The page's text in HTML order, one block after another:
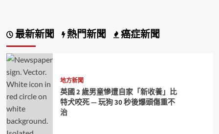
最新新聞 熱門新聞 癌症新聞
地方新聞
英國 2 歲男童慘遭自家「新收養」比
特犬咬死 — 玩狗 30 秒後爆頭傷重不
治